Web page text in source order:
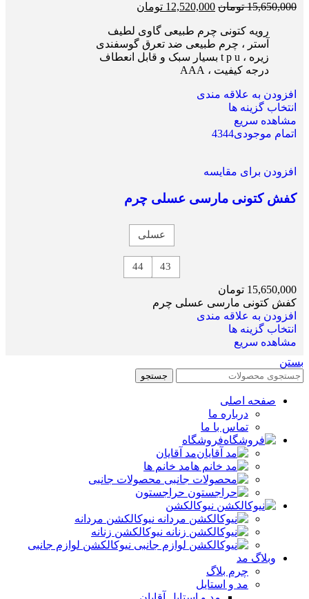
15,650,000 تومان 12,520,000 تومان
رویه کتونی چرم طبیعی گاوی لطیف
آستر ، چرم طبیعی ضد تعرق گوسفندی
زیره ، t p u بسیار سبک و قابل انعطاف
درجه کیفیت ، AAA
افزودن به علاقه مندی
انتخاب گزینه ها
مشاهده سریع
اتمام موجودی
4344
افزودن برای مقایسه
کفش کتونی مارسی عسلی چرم
عسلی
43
44
15,650,000 تومان
کفش کتونی مارسی عسلی چرم
افزودن به علاقه مندی
انتخاب گزینه ها
مشاهده سریع
بستن
جستجو
صفحه اصلی
درباره ما
تماس با ما
فروشگاه
مد آقایان
مد خانم ها
محصولات جانبی
حراجستون
نیوکالکشن
نیوکالکشن مردانه
نیوکالکشن زنانه
نیوکالکشن لوازم جانبی
وبلاگ مد
چرم بلاگ
مد و استایل